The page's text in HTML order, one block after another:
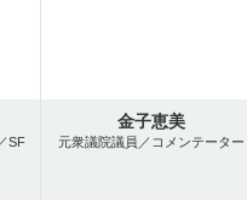
SF
金子恵美
元衆議院議員／コメンテーター